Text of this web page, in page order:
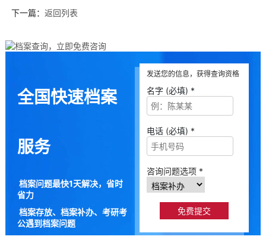
下一篇： 返回列表
全国快速档案
服务
档案问题最快1天解决，省时
省力
档案存放、档案补办、考研考
公遇到档案问题
发送您的信息，获得查询资格
名字 (必填) *
电话 (必填) *
咨询问题选项 *